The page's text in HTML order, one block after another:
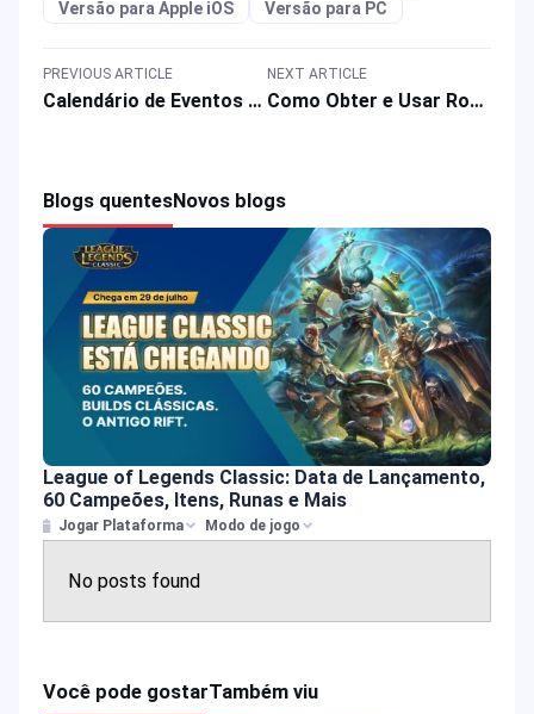
Versão para Apple iOS
Versão para PC
PREVIOUS ARTICLE
Calendário de Eventos Mobile Legends 2025: Skins e Recompensas de Jogos de Junho do MLBB
NEXT ARTICLE
Como Obter e Usar Robux na Plataforma e nos Jogos do Roblox em 2025?
Blogs quentesNovos blogs
League of Legends Classic: Data de Lançamento,
60 Campeões, Itens, Runas e Mais
Jogar Plataforma Modo de jogo
No posts found
Você pode gostarTambém viu